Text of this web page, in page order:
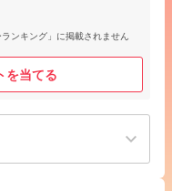
ンキング」に掲載されません
を当てる
keyboard_arrow_down